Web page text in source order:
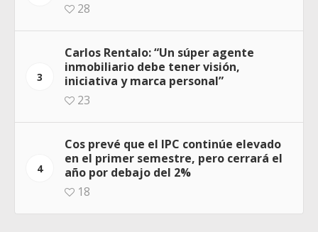
28
3
Carlos Rentalo: “Un súper agente
inmobiliario debe tener visión,
iniciativa y marca personal”
23
4
Cos prevé que el IPC continúe elevado
en el primer semestre, pero cerrará el
año por debajo del 2%
18